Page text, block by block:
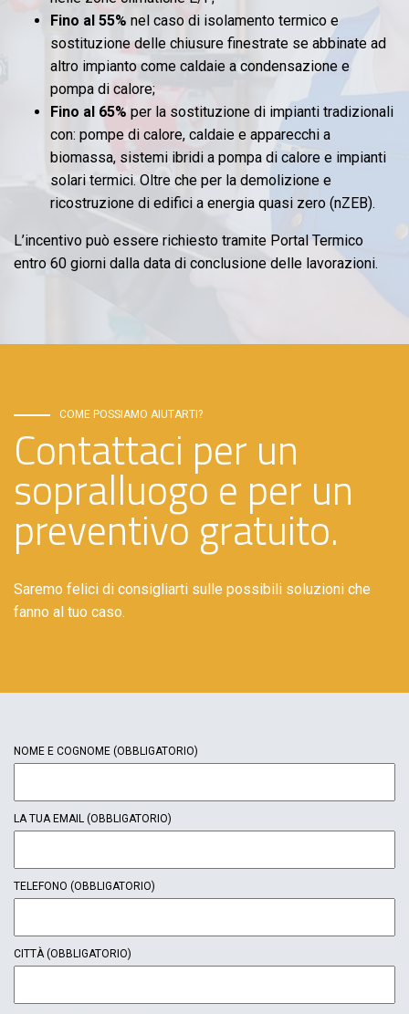
Fino al 55% nel caso di isolamento termico e
sostituzione delle chiusure finestrate se abbinate ad
altro impianto come caldaie a condensazione e
pompa di calore;
Fino al 65% per la sostituzione di impianti tradizionali
con: pompe di calore, caldaie e apparecchi a
biomassa, sistemi ibridi a pompa di calore e impianti
solari termici. Oltre che per la demolizione e
ricostruzione di edifici a energia quasi zero (nZEB).
L’incentivo può essere richiesto tramite Portal Termico
entro 60 giorni dalla data di conclusione delle lavorazioni.
COME POSSIAMO AIUTARTI?
Contattaci per un
sopralluogo e per un
preventivo gratuito.
Saremo felici di consigliarti sulle possibili soluzioni che
fanno al tuo caso.
NOME E COGNOME (OBBLIGATORIO)
LA TUA EMAIL (OBBLIGATORIO)
TELEFONO (OBBLIGATORIO)
CITTÀ (OBBLIGATORIO)